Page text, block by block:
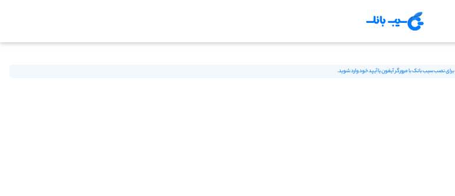
برای نصب سیب بانک با مرورگر آیفون یا آیپد خود وارد شوید.